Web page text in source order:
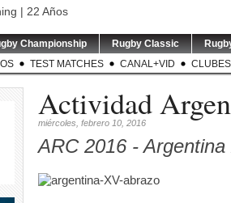
| 22 Años
Championship Rugby Classic
TEST MATCHES CANAL+VID CLUBES
Actividad
miércoles, febrero 10, 2016
ARC 2016 -